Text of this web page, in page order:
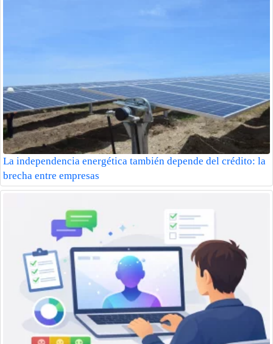
La independencia energética también depende del crédito: la
brecha entre empresas